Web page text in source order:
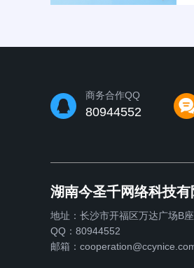
商务合作QQ
80944552
湖南今圣千网络科技有
地址：长沙市开福区万达广场B座
QQ：80944552
邮箱：